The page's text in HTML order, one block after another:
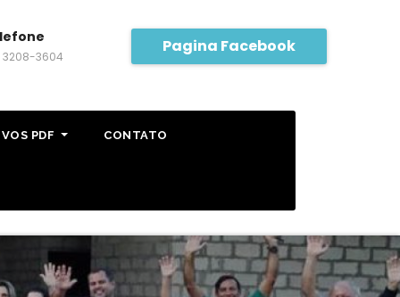
3208-3604
Pagina Facebook
PDF CONTATO